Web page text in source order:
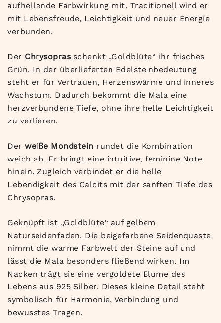
aufhellende Farbwirkung mit. Traditionell wird er
mit Lebensfreude, Leichtigkeit und neuer Energie
verbunden.
Der Chrysoprasschenkt „Goldblüte“ ihr frisches
Grün. In der überlieferten Edelsteinbedeutung
steht er für Vertrauen, Herzenswärme und inneres
Wachstum. Dadurch bekommt die Mala eine
herzverbundene Tiefe, ohne ihre helle Leichtigkeit
zu verlieren.
Der weiße Mondstein rundet die Kombination
weich ab. Er bringt eine intuitive, feminine Note
hinein. Zugleich verbindet er die helle
Lebendigkeit des Calcits mit der sanften Tiefe des
Chrysopras.
Geknüpft ist „Goldblüte“ auf gelbem
Naturseidenfaden. Die beigefarbene Seidenquaste
nimmt die warme Farbwelt der Steine auf und
lässt die Mala besonders fließend wirken. Im
Nacken trägt sie eine vergoldete Blume des
Lebens aus 925 Silber. Dieses kleine Detail steht
symbolisch für Harmonie, Verbindung und
bewusstes Tragen.